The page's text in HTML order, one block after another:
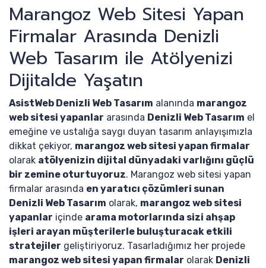
Marangoz Web Sitesi Yapan
Firmalar Arasında Denizli
Web Tasarım ile Atölyenizi
Dijitalde Yaşatın
AsistWeb Denizli Web Tasarım alanında marangoz
web sitesi yapanlar arasında Denizli Web Tasarım el
emeğine ve ustalığa saygı duyan tasarım anlayışımızla
dikkat çekiyor, marangoz web sitesi yapan firmalar
olarak atölyenizin dijital dünyadaki varlığını güçlü
bir zemine oturtuyoruz. Marangoz web sitesi yapan
firmalar arasında en yaratıcı çözümleri sunan
Denizli Web Tasarım olarak, marangoz web sitesi
yapanlar içinde arama motorlarında sizi ahşap
işleri arayan müşterilerle buluşturacak etkili
stratejiler geliştiriyoruz. Tasarladığımız her projede
marangoz web sitesi yapan firmalar olarak Denizli